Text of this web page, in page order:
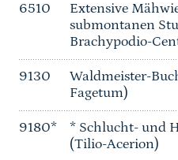
6510
Extensive
submontanen
Brachypodio-
9130
Waldmeister-
Fagetum)
9180*
* Schlucht- und
(Tilio-Acerion)